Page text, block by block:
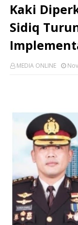
Kaki
Sidiq
MEDIA ONLINE